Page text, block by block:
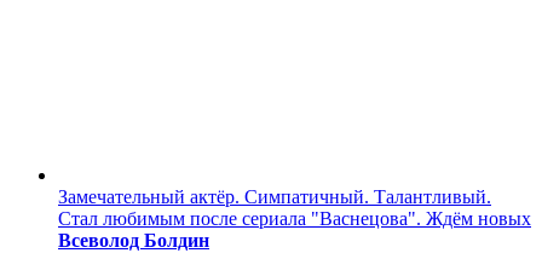
Замечательный актёр. Симпатичный. Талантливый.
Стал любимым после сериала "Васнецова". Ждём новых
Всеволод Болдин